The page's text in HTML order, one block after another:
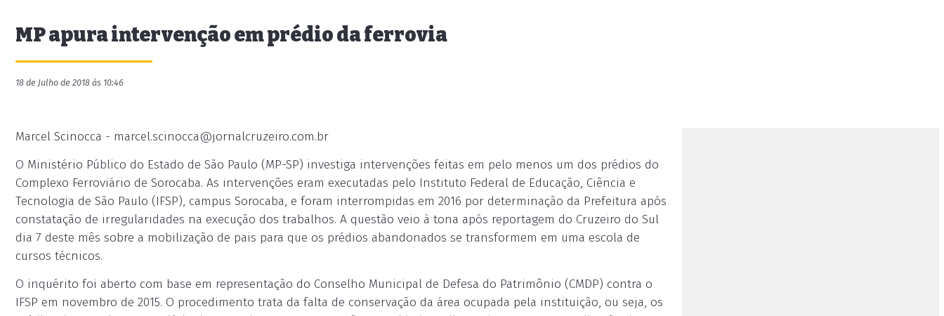
MP apura intervenção em prédio da ferrovia
18 de Julho de 2018 às 10:46
Marcel Scinocca - marcel.scinocca@jornalcruzeiro.com.br
O Ministério Público do Estado de São Paulo (MP-SP) investiga intervenções feitas em pelo menos um dos prédios do
Complexo Ferroviário de Sorocaba. As intervenções eram executadas pelo Instituto Federal de Educação, Ciência e
Tecnologia de São Paulo (IFSP), campus Sorocaba, e foram interrompidas em 2016 por determinação da Prefeitura após
constatação de irregularidades na execução dos trabalhos. A questão veio à tona após reportagem do Cruzeiro do Sul
dia 7 deste mês sobre a mobilização de pais para que os prédios abandonados se transformem em uma escola de
cursos técnicos.
O inquérito foi aberto com base em representação do Conselho Municipal de Defesa do Patrimônio (CMDP) contra o
IFSP em novembro de 2015. O procedimento trata da falta de conservação da área ocupada pela instituição, ou seja, os